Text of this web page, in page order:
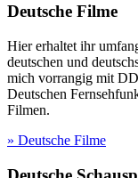
Deutsche Filme
Hier erhaltet ihr
deutschen und
mich vorrangig mit
Deutschen
Filmen.
» Deutsche Filme